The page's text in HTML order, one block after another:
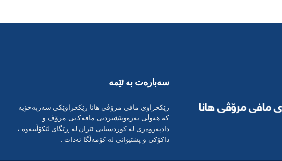
سەبارەت بە ئێمە
رێکخراوی مافی مرۆڤی هانا رێکخراوێکی سەربەخۆیە
کە هەوڵی بەرەوپێشبردنی مافەکانی مرۆڤ و
دادپەروەری لە کوردستانی ئێران لە ڕێگای لێکۆڵینەوە ،
داکۆکی و پشتیوانی لە کۆمەڵگا ئەدات .